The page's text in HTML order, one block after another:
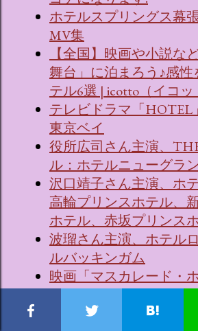
ホテルスプリングス幕
MV集
【全国】映画や小説な
舞台」に泊まろう♪感
テル6選 | icotto（イコッ
テレビドラマ「HOTEL
東京ベイ
役所広司さん主演、
ル：ホテルニューグラ
沢口靖子さん主演、ホ
高輪プリンスホテル、
ホテル、赤坂プリンス
波瑠さん主演、ホテル
ルバッキンガム
映画「マスカレード・
ヤルパークホテル
映画「マスカレード・